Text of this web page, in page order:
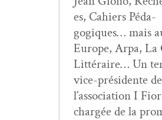
es, Cahiers Péd­a­
gogiques… mais
Europe, Arpa, La
Lit­téraire… Un
vice-prési­dente de
l’association I
chargée de la